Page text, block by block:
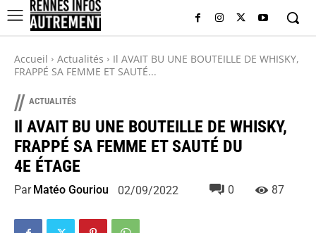
Accueil Actualités
Il AVAIT BU UNE BOUTEILLE DE WHISKY,
FRAPPÉ SA FEMME ET SAUTÉ...
// ACTUALITÉS
Il AVAIT BU UNE BOUTEILLE DE WHISKY,
FRAPPÉ SA FEMME ET SAUTÉ DU
4E ÉTAGE
Par Matéo Gouriou 02/09/2022 0 87